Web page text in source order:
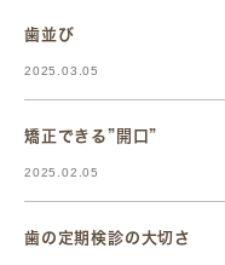
歯並び
2025.03.05
矯正できる”開口”
2025.02.05
歯の定期検診の大切さ